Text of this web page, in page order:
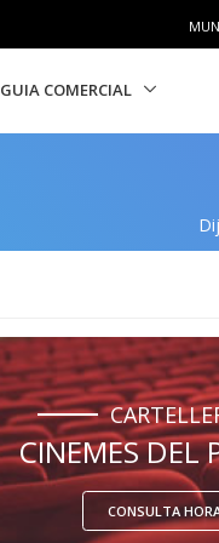
GUIA COMERCIAL
CINEMES DEL
CONSULTA